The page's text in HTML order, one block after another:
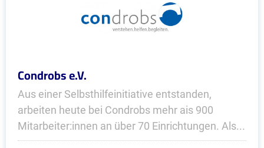
Condrobs e.V.
Aus einer Selbsthilfeinitiative entstanden,
arbeiten heute bei Condrobs mehr ais 900
Mitarbeiter:innen an über 70 Einrichtungen. Als...